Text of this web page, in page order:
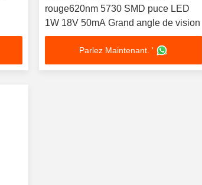
rouge620nm 5730 SMD puce LED
1W 18V 50mA Grand angle de vision
Parlez Maintenant. '